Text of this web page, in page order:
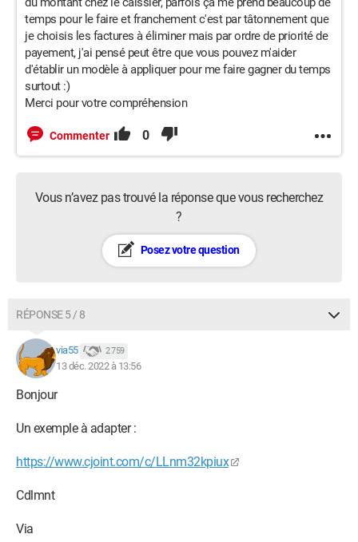
temps pour le faire et franchement c'est par tâtonnement que
je choisis les factures à éliminer mais par ordre de priorité de
payement, j'ai pensé peut être que vous pouvez m'aider
d'établir un modèle à appliquer pour me faire gagner du temps
surtout :)
Merci pour votre compréhension
Commenter 0
Vous n’avez pas trouvé la réponse que vous recherchez
?
Posez votre question
RÉPONSE 5 / 8
via55 2 759
13 déc. 2022 à 13:56
Bonjour
Un exemple à adapter :
https://www.cjoint.com/c/LLnm32kpiux
Cdlmnt
Via